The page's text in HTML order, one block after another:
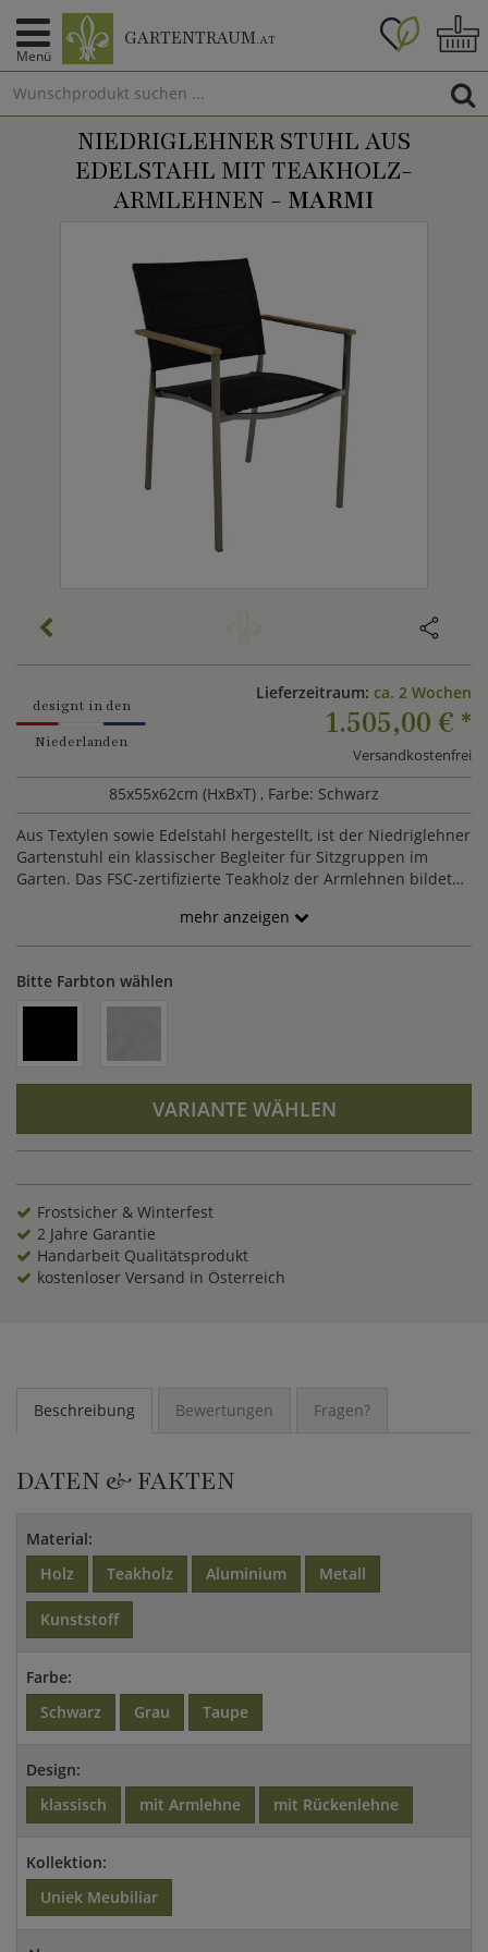
Menü
GARTENTRAUM.AT
NIEDRIGLEHNER STUHL AUS
EDELSTAHL MIT TEAKHOLZ-
ARMLEHNEN - MARMI
designt in den
Niederlanden
Lieferzeitraum: ca. 2 Wochen
1.505,00 € *
Versandkostenfrei
85x55x62cm (HxBxT) , Farbe: Schwarz
Aus Textylen sowie Edelstahl hergestellt, ist der Niedriglehner
Gartenstuhl ein klassischer Begleiter für Sitzgruppen im
Garten. Das FSC-zertifizierte Teakholz der Armlehnen bildet
mehr anzeigen
Bitte Farbton wählen
VARIANTE WÄHLEN
Frostsicher & Winterfest
2 Jahre Garantie
Handarbeit Qualitätsprodukt
kostenloser Versand in Österreich
Beschreibung Bewertungen Fragen?
DATEN & FAKTEN
Material:
Holz
Teakholz Aluminium Metall
Kunststoff
Farbe:
Schwarz
Grau Taupe
Design:
klassisch
mit Armlehne mit Rückenlehne
Kollektion:
Uniek Meubiliar